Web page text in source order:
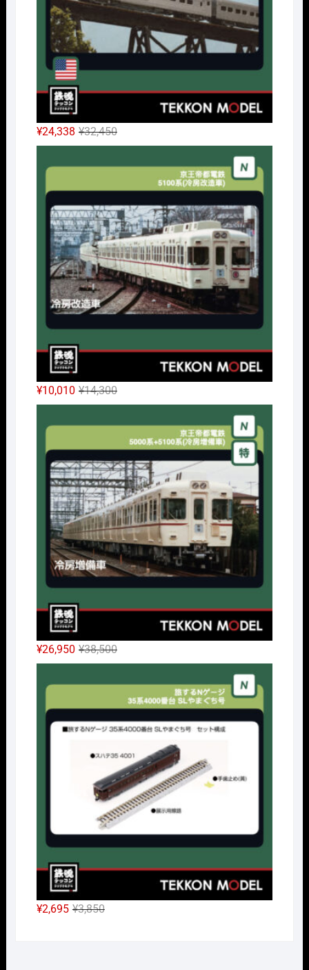
た。
す。
¥32,450元
の
価
¥32,450
で
し
た。
¥24,338
現
在
の
は
¥24,338
で
す。
¥14,300元
の
価
¥14,300
で
し
た。
¥10,010
現
在
の
は
¥10,010
で
す。
¥38,500元
の
価
¥38,500
し
た。
¥26,950
現
在
の
は
で
す。
¥3,850元
¥2,695
現